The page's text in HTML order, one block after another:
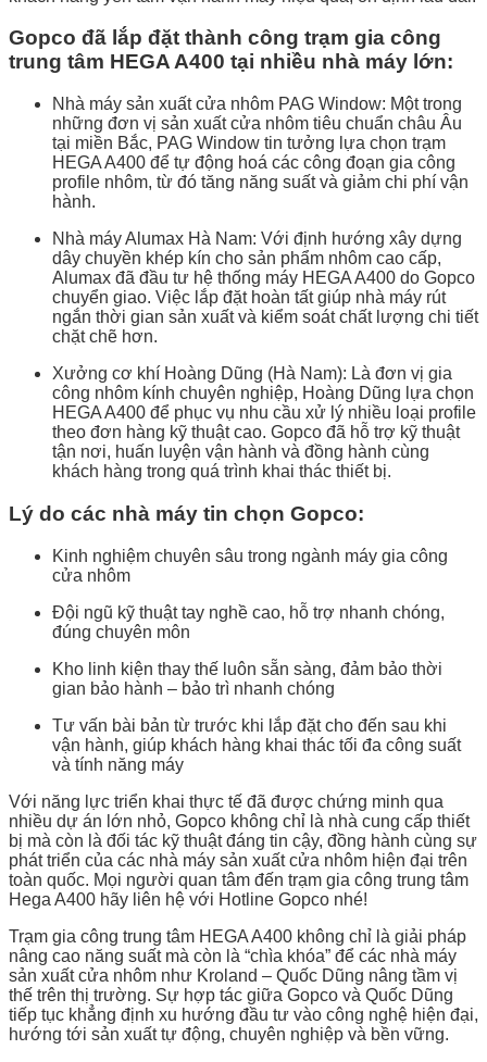
Gopco đã lắp đặt thành công trạm gia công
trung tâm HEGA A400 tại nhiều nhà máy lớn:
Nhà máy sản xuất cửa nhôm PAG Window: Một trong
những đơn vị sản xuất cửa nhôm tiêu chuẩn châu Âu
tại miền Bắc, PAG Window tin tưởng lựa chọn trạm
HEGA A400 để tự động hoá các công đoạn gia công
profile nhôm, từ đó tăng năng suất và giảm chi phí vận
hành.
Nhà máy Alumax Hà Nam: Với định hướng xây dựng
dây chuyền khép kín cho sản phẩm nhôm cao cấp,
Alumax đã đầu tư hệ thống máy HEGA A400 do Gopco
chuyển giao. Việc lắp đặt hoàn tất giúp nhà máy rút
ngắn thời gian sản xuất và kiểm soát chất lượng chi tiết
chặt chẽ hơn.
Xưởng cơ khí Hoàng Dũng (Hà Nam): Là đơn vị gia
công nhôm kính chuyên nghiệp, Hoàng Dũng lựa chọn
HEGA A400 để phục vụ nhu cầu xử lý nhiều loại profile
theo đơn hàng kỹ thuật cao. Gopco đã hỗ trợ kỹ thuật
tận nơi, huấn luyện vận hành và đồng hành cùng
khách hàng trong quá trình khai thác thiết bị.
Lý do các nhà máy tin chọn Gopco:
Kinh nghiệm chuyên sâu trong ngành máy gia công
cửa nhôm
Đội ngũ kỹ thuật tay nghề cao, hỗ trợ nhanh chóng,
đúng chuyên môn
Kho linh kiện thay thế luôn sẵn sàng, đảm bảo thời
gian bảo hành – bảo trì nhanh chóng
Tư vấn bài bản từ trước khi lắp đặt cho đến sau khi
vận hành, giúp khách hàng khai thác tối đa công suất
và tính năng máy
Với năng lực triển khai thực tế đã được chứng minh qua
nhiều dự án lớn nhỏ, Gopco không chỉ là nhà cung cấp thiết
bị mà còn là đối tác kỹ thuật đáng tin cậy, đồng hành cùng sự
phát triển của các nhà máy sản xuất cửa nhôm hiện đại trên
toàn quốc. Mọi người quan tâm đến trạm gia công trung tâm
Hega A400 hãy liên hệ với Hotline Gopco nhé!
Trạm gia công trung tâm HEGA A400 không chỉ là giải pháp
nâng cao năng suất mà còn là “chìa khóa” để các nhà máy
sản xuất cửa nhôm như Kroland – Quốc Dũng nâng tầm vị
thế trên thị trường. Sự hợp tác giữa Gopco và Quốc Dũng
tiếp tục khẳng định xu hướng đầu tư vào công nghệ hiện đại,
hướng tới sản xuất tự động, chuyên nghiệp và bền vững.